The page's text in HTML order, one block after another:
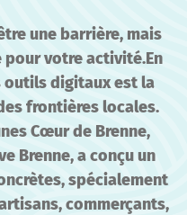
une barrière, mais
pour votre activité.En
outils digitaux est la
frontières locales.
Cœur de Brenne,
Brenne, a conçu un
spécialement
commerçants,